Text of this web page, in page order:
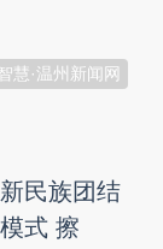
慧·温州新闻网
民族团结
式 擦